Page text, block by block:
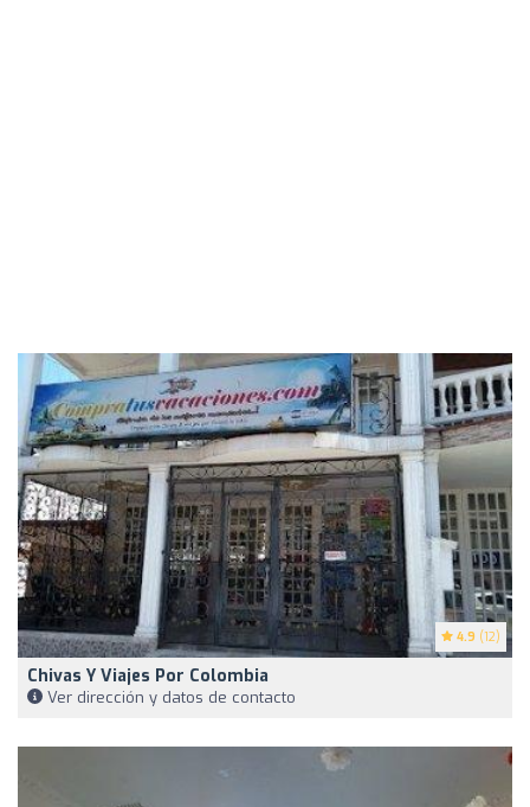
4.9 (12)
Chivas Y Viajes Por Colombia
Ver dirección y datos de contacto